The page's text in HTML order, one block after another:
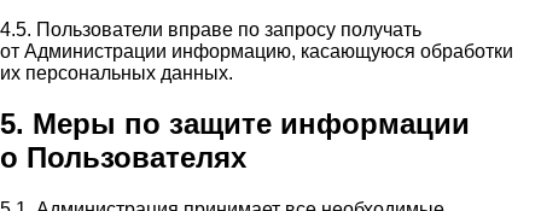
4.5. Пользователи вправе по запросу получать
от Администрации информацию, касающуюся обработки
их персональных данных.
5. Меры по защите информации
о Пользователях